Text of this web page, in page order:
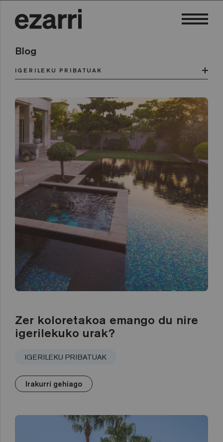
Blog
IGERILEKU PRIBATUAK
Zer koloretakoa emango du nire
igerilekuko urak?
IGERILEKU PRIBATUAK
Irakurri gehiago